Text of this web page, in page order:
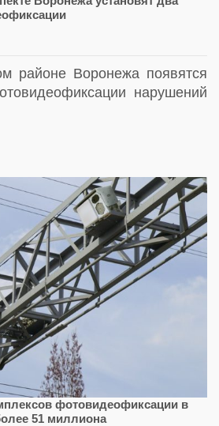
районе Воронежа появятся
нарушений
транспорта на Московском
фотовидеофиксации в
51 миллиона